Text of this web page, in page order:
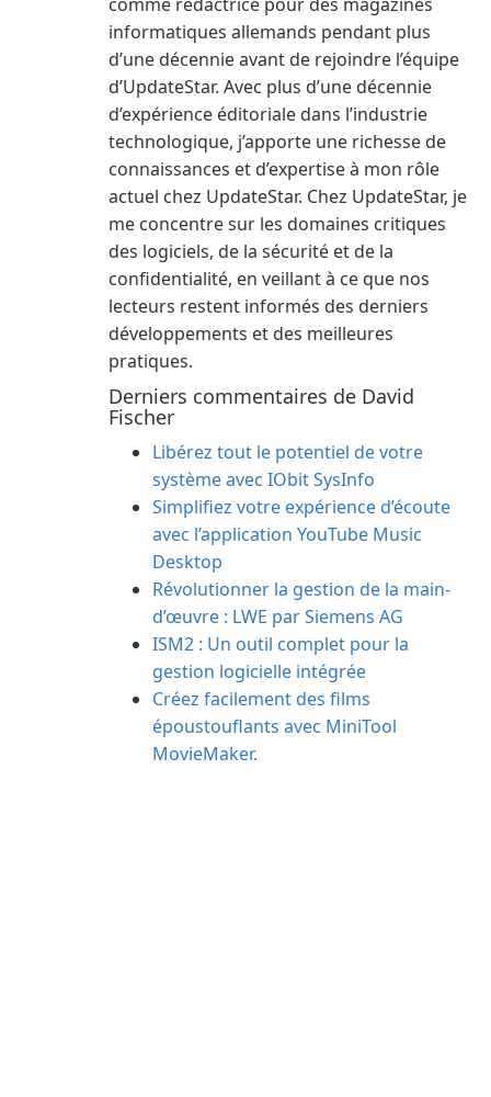
informatiques allemands pendant plus
d’une décennie avant de rejoindre l’équipe
d’UpdateStar. Avec plus d’une décennie
d’expérience éditoriale dans l’industrie
technologique, j’apporte une richesse de
connaissances et d’expertise à mon rôle
actuel chez UpdateStar. Chez UpdateStar, je
me concentre sur les domaines critiques
des logiciels, de la sécurité et de la
confidentialité, en veillant à ce que nos
lecteurs restent informés des derniers
développements et des meilleures
pratiques.
Derniers commentaires de David
Fischer
Libérez tout le potentiel de votre
système avec IObit SysInfo
Simplifiez votre expérience d’écoute
avec l’application YouTube Music
Desktop
Révolutionner la gestion de la main-
d’œuvre : LWE par Siemens AG
ISM2 : Un outil complet pour la
gestion logicielle intégrée
Créez facilement des films
époustouflants avec MiniTool
MovieMaker.